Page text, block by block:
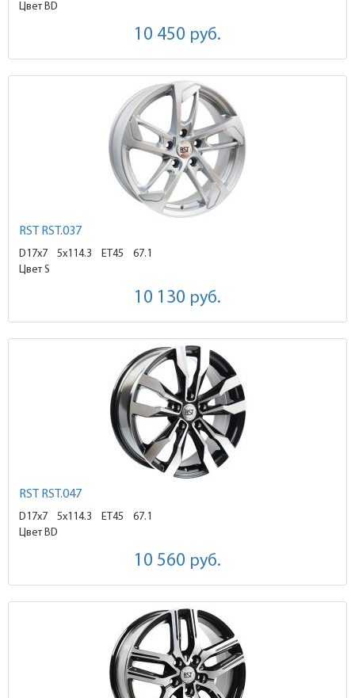
Цвет BD
10 450 руб.
RST RST.037
D17x7 5x114.3 ET45
67.1
Цвет S
10 130 руб.
RST RST.047
D17x7 5x114.3 ET45
67.1
Цвет BD
10 560 руб.